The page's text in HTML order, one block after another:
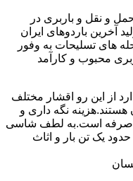
و نقل و باربری در
آخرین باردوهای ایران
های تسلیحات به وفور
محبوب و کارآمد
از این رو اقشار مختلف
نگه داری و
به صرفه است.به لطف شاسی
یک تن بار و اثاث